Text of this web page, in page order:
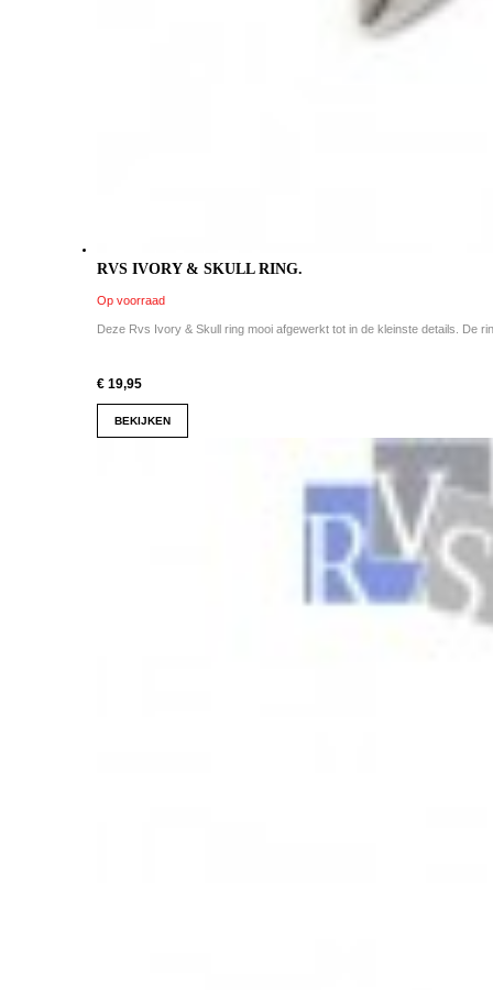
RVS IVORY & SKULL RING.
Op voorraad
Deze Rvs Ivory & Skull ring mooi afgewerkt tot in de kleinste details. De
€ 19,95
BEKIJKEN